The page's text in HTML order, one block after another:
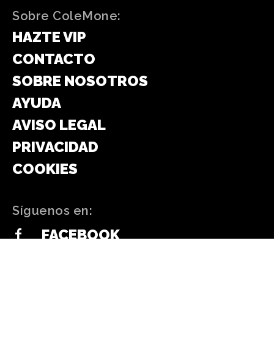
Sobre ColeMone:
HAZTE VIP
CONTACTO
SOBRE NOSOTROS
AYUDA
AVISO LEGAL
PRIVACIDAD
COOKIES
Síguenos en:
FACEBOOK